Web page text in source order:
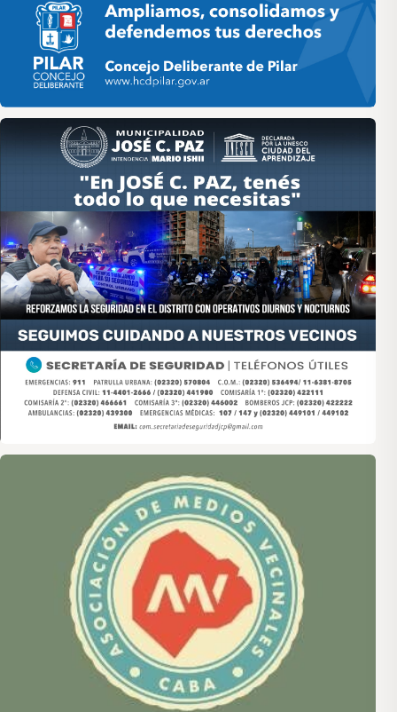
Asociación de Medios Vecinales